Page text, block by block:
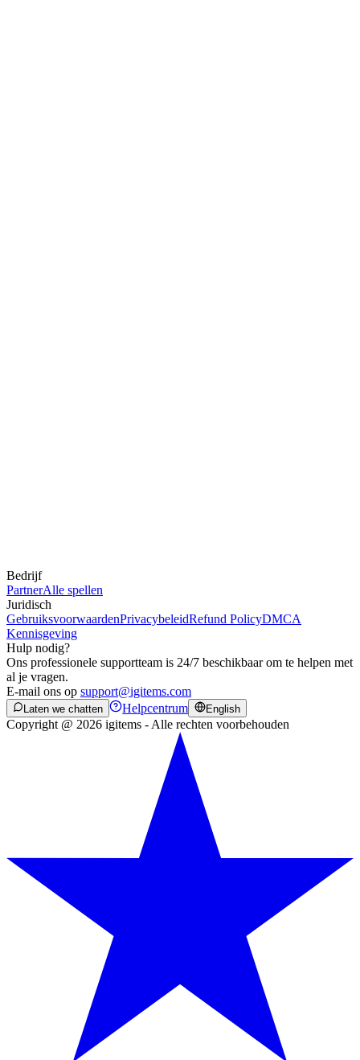
Bedrijf
PartnerAlle spellen
Juridisch
GebruiksvoorwaardenPrivacybeleidRefund PolicyDMCA
Kennisgeving
Hulp nodig?
Ons professionele supportteam is 24/7 beschikbaar om te helpen met
al je vragen.
E-mail ons op support@igitems.com
Laten we chatten Helpcentrum English
Copyright @ 2026 igitems - Alle rechten voorbehouden